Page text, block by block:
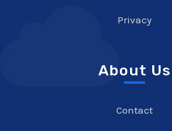
Privacy
About Us
Contact